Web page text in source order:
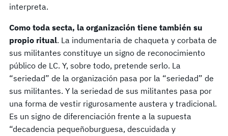
interpreta.
Como toda secta, la organización tiene también su
propio ritual. La indumentaria de chaqueta y corbata de
sus militantes constituye un signo de reconocimiento
público de LC. Y, sobre todo, pretende serlo. La
“seriedad” de la organización pasa por la “seriedad” de
sus militantes. Y la seriedad de sus militantes pasa por
una forma de vestir rigurosamente austera y tradicional.
Es un signo de diferenciación frente a la supuesta
“decadencia pequeñoburguesa, descuidada y